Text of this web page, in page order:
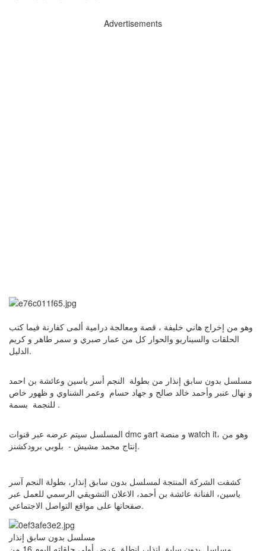
Advertisements
وهو من إخراج هاني خليفة ، قصة ومعالجة درامية ألمى كفارنة فيما كتب
الحلقات والسيناريو والحوار كل من عمار صبري و سمر طاهر و كريم
الدليل.
مسلسل بدون سابق إنذار من بطولة النجم أسر ياسين وعائشة بن احمد
و نهال عنبر وأحمد خالد صالح و جهاد حسام وعمر الشناوي و ظهور خاص
للنجمة بسمة .
المسلسل سيتم عرضه عبر قنوات dmc وart و منصة watch it، وهو من
إنتاج محمد مشيش - بلوبي برودكشنز.
كشفت الشركة المنتجة لمسلسل بدون سابق إنذار، بطولة النجم آسر
ياسين، الفنانة عائشة بن أحمد، الاعلان التشويقي الرسمي للعمل عبر
صفحاتها على مواقع التواصل الاجتماعي.
مسلسل بدون سابق إنذار
مسلسل بدون سابق إنذار، انطلق عرض أولى حلقاته اليوم 16 من